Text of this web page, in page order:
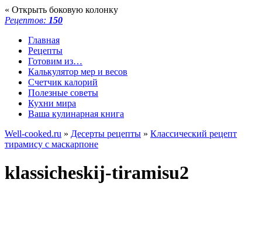
« Открыть боковую колонку
Рецептов: 150
Главная
Рецепты
Готовим из…
Калькулятор мер и весов
Счетчик калорий
Полезные советы
Кухни мира
Ваша кулинарная книга
Well-cooked.ru » Десерты рецепты » Классический рецепт
тирамису с маскарпоне
klassicheskij-tiramisu2